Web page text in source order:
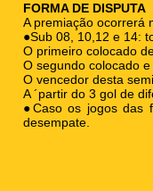
FORMA DE DISPUTA
A premiação ocorrerá
●Sub 08, 10,12 e 14:
O primeiro colocado
O segundo colocado
O vencedor desta
A ´partir do 3 gol de
●Caso os jogos das
desempate.